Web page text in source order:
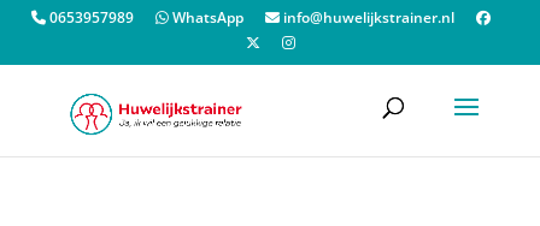
0653957989 WhatsApp info@huwelijkstrainer.nl